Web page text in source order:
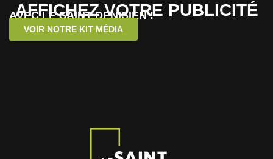
AFFICHEZ VOTRE PUBLICITÉ
AVEC LE SAINT-DENISIEN !
VOIR NOTRE KIT MÉDIA